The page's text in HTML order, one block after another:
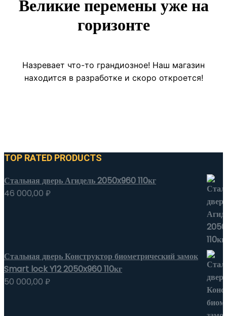
Великие перемены уже на
горизонте
Назревает что-то грандиозное! Наш магазин
находится в разработке и скоро откроется!
TOP RATED PRODUCTS
Стальная дверь Агидель 2050x960 110кг
46 000,00 ₽
Стальная дверь Конструктор биометрический замок
Smart lock Y12 2050x960 110кг
50 000,00 ₽